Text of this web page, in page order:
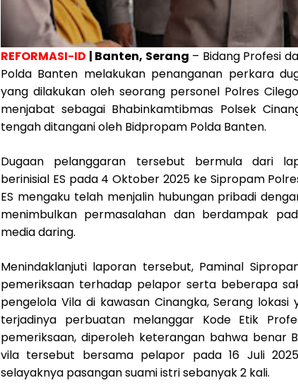
REFORMASI-ID | Banten, Serang – Bidang Profesi
Polda Banten melakukan penanganan perkara
yang dilakukan oleh seorang personel Polres
menjabat sebagai Bhabinkamtibmas Polsek
tengah ditangani oleh Bidpropam Polda Banten.
Dugaan pelanggaran tersebut bermula dari
berinisial ES pada 4 Oktober 2025 ke Sipropam
ES mengaku telah menjalin hubungan pribadi
menimbulkan permasalahan dan berdampak
media daring.
Menindaklanjuti laporan tersebut, Paminal
pemeriksaan terhadap pelapor serta beberapa
pengelola Vila di kawasan Cinangka, Serang
terjadinya perbuatan melanggar Kode Etik
pemeriksaan, diperoleh keterangan bahwa benar
vila tersebut bersama pelapor pada 16 Juli
selayaknya pasangan suami istri sebanyak 2 kali.